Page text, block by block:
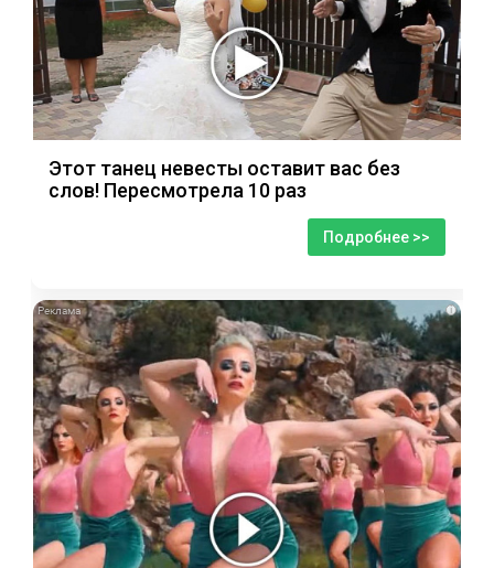
Этот танец невесты оставит вас без
слов! Пересмотрела 10 раз
Подробнее >>
i